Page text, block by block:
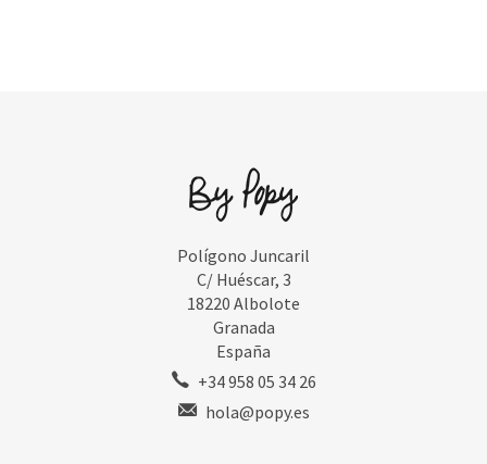
Polígono Juncaril
C/ Huéscar, 3
18220 Albolote
Granada
España
+34 958 05 34 26
hola@popy.es